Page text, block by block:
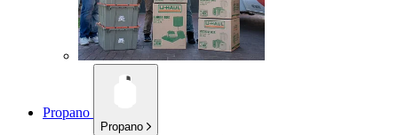
Propano
Propano